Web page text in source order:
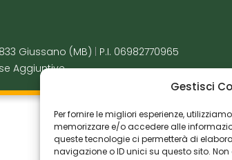
Gestisci
Per fornire le migliori esperienze,
memorizzare e/o accedere alle
queste tecnologie ci permetterà di
navigazione o ID unici su questo sito.
Giussano (MB)
P.I. 06982770965
Aggiuntive